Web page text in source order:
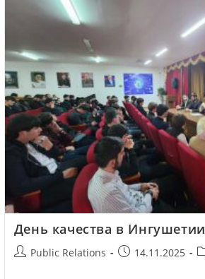
День качества в Ингушетии
Public Relations 14.11.2025